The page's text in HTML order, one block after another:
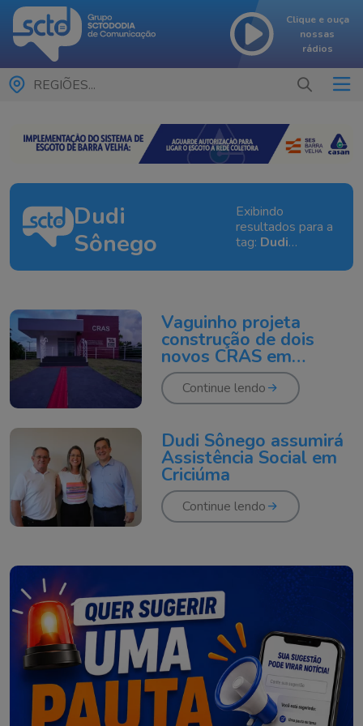
Clique e ouça
nossas
rádios
REGIÕES...
Dudi
Sônego
Exibindo
resultados para a
tag: Dudi
Vaguinho projeta
construção de dois
novos CRAS em
Criciúma
Continue lendo
Dudi Sônego assumirá
Assistência Social em
Criciúma
Continue lendo